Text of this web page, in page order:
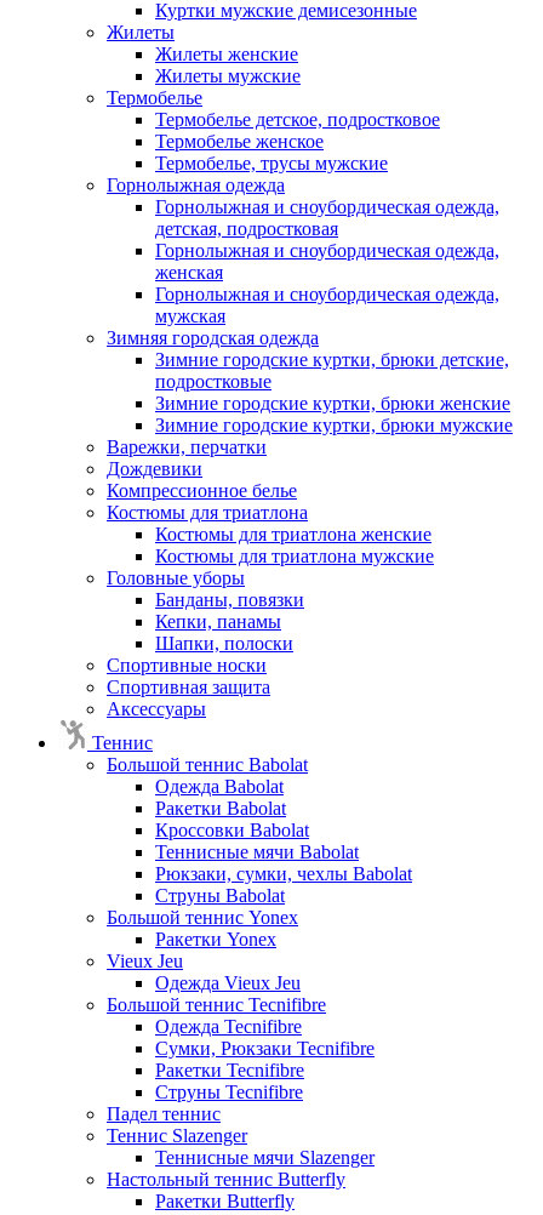
Куртки мужские демисезонные
Жилеты
Жилеты женские
Жилеты мужские
Термобелье
Термобелье детское, подростковое
Термобелье женское
Термобелье, трусы мужские
Горнолыжная одежда
Горнолыжная и сноубордическая одежда,
детская, подростковая
Горнолыжная и сноубордическая одежда,
женская
Горнолыжная и сноубордическая одежда,
мужская
Зимняя городская одежда
Зимние городские куртки, брюки детские,
подростковые
Зимние городские куртки, брюки женские
Зимние городские куртки, брюки мужские
Варежки, перчатки
Дождевики
Компрессионное белье
Костюмы для триатлона
Костюмы для триатлона женские
Костюмы для триатлона мужские
Головные уборы
Банданы, повязки
Кепки, панамы
Шапки, полоски
Спортивные носки
Спортивная защита
Аксессуары
Теннис
Большой теннис Babolat
Одежда Babolat
Ракетки Babolat
Кроссовки Babolat
Теннисные мячи Babolat
Рюкзаки, сумки, чехлы Babolat
Струны Babolat
Большой теннис Yonex
Ракетки Yonex
Vieux Jeu
Одежда Vieux Jeu
Большой теннис Tecnifibre
Одежда Tecnifibre
Сумки, Рюкзаки Tecnifibre
Ракетки Tecnifibre
Струны Tecnifibre
Падел теннис
Теннис Slazenger
Теннисные мячи Slazenger
Настольный теннис Butterfly
Ракетки Butterfly